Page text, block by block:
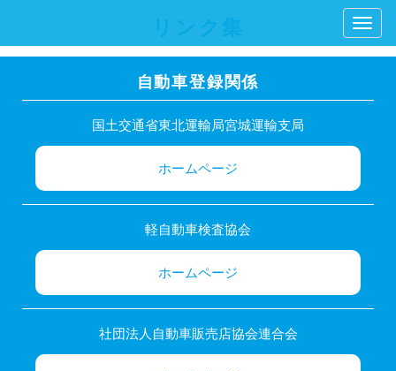
リンク集
自動車登録関係
国土交通省東北運輸局宮城運輸支局
ホームページ
軽自動車検査協会
ホームページ
社団法人自動車販売店協会連合会